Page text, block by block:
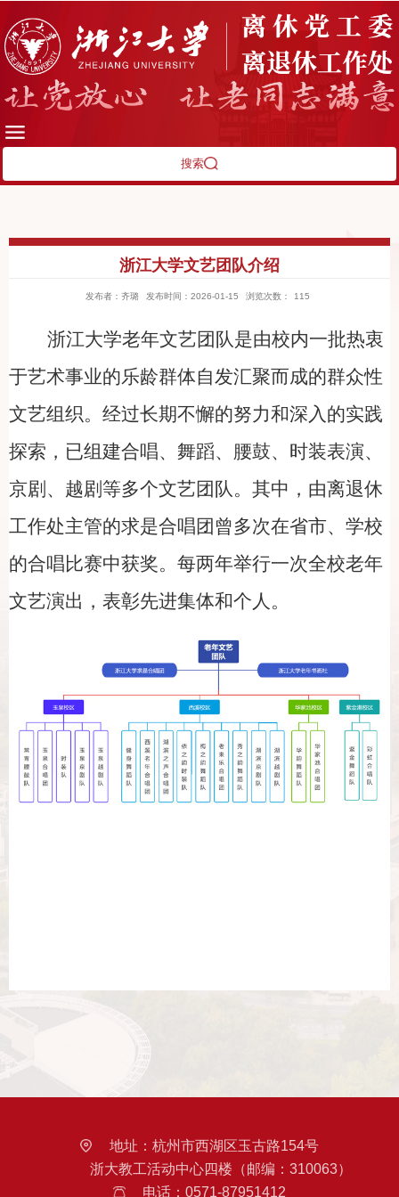
搜索
浙江大学文艺团队介绍
发布者：齐璐 发布时间：2026-01-15 浏览次数： 115
浙江大学老年文艺团队是由校内一批热衷
于艺术事业的乐龄群体自发汇聚而成的群众性
文艺组织。经过长期不懈的努力和深入的实践
探索，已组建合唱、舞蹈、腰鼓、时装表演、
京剧、越剧等多个文艺团队。其中，由离退休
工作处主管的求是合唱团曾多次在省市、学校
的合唱比赛中获奖。每两年举行一次全校老年
文艺演出，表彰先进集体和个人。
地址：杭州市西湖区玉古路154号
浙大教工活动中心四楼（邮编：310063）
电话：0571-87951412